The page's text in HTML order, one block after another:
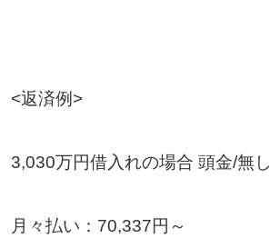
<返済例>
3,030万円借入れの場合 頭金/無し
月々払い：70,337円～